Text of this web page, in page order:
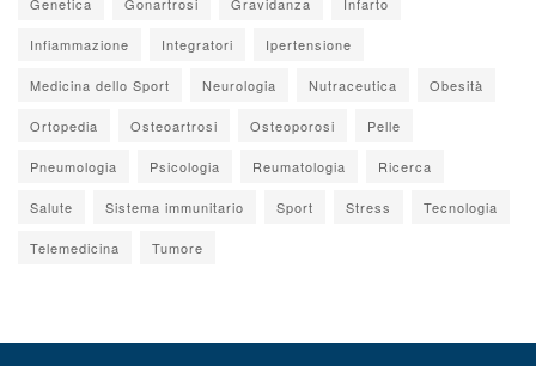
Genetica Gonartrosi Gravidanza Infarto
Infiammazione Integratori Ipertensione
Medicina dello Sport Neurologia Nutraceutica Obesità
Ortopedia Osteoartrosi Osteoporosi Pelle
Pneumologia Psicologia Reumatologia Ricerca
Salute Sistema immunitario Sport Stress Tecnologia
Telemedicina Tumore